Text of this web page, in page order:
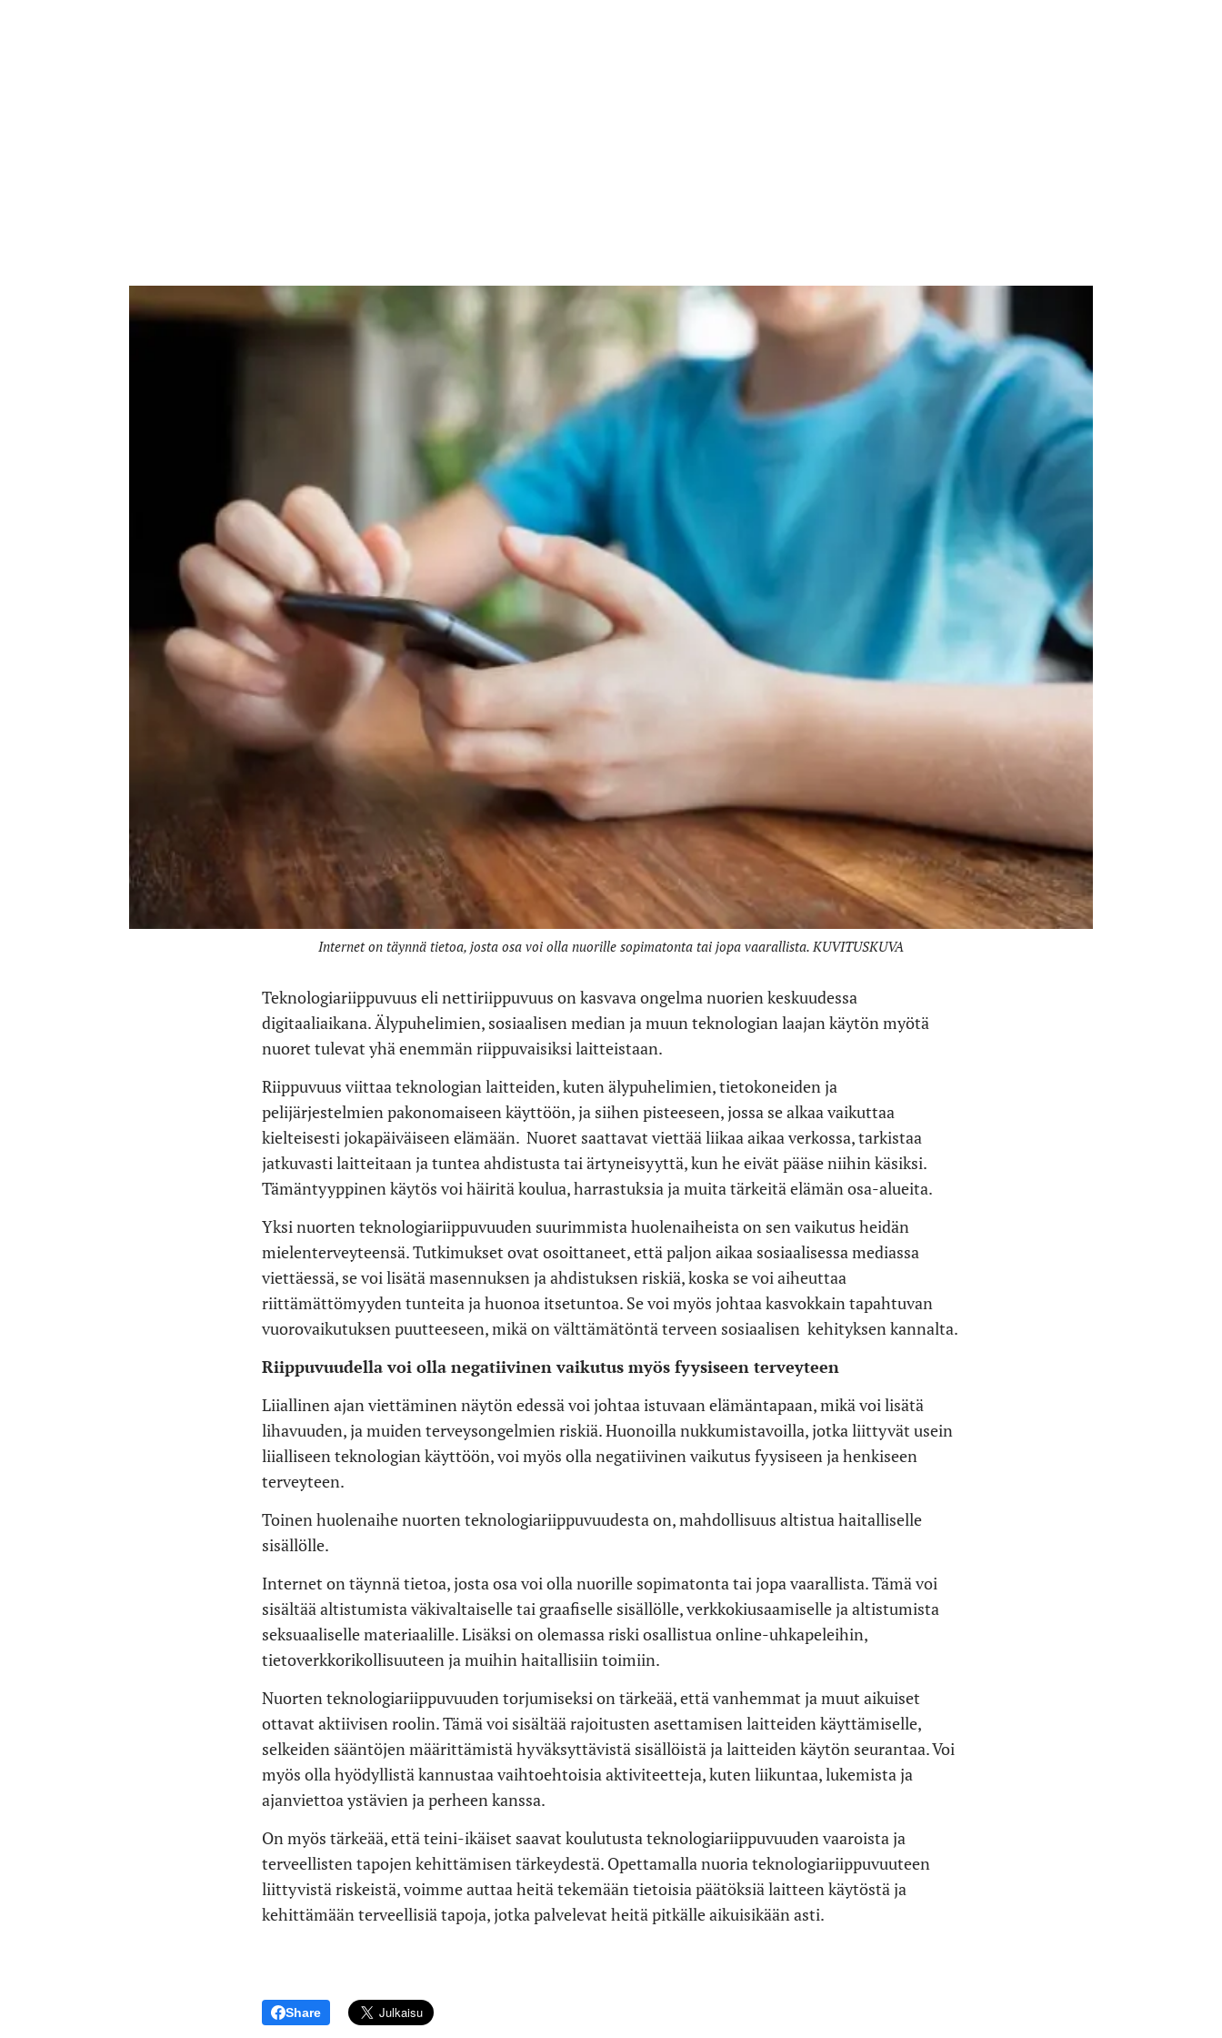
Internet on täynnä tietoa, josta osa voi olla nuorille sopimatonta tai jopa vaarallista. KUVITUSKUVA
Teknologiariippuvuus eli nettiriippuvuus on kasvava ongelma nuorien keskuudessa
digitaaliaikana. Älypuhelimien, sosiaalisen median ja muun teknologian laajan käytön myötä
nuoret tulevat yhä enemmän riippuvaisiksi laitteistaan.
Riippuvuus viittaa teknologian laitteiden, kuten älypuhelimien, tietokoneiden ja
pelijärjestelmien pakonomaiseen käyttöön, ja siihen pisteeseen, jossa se alkaa vaikuttaa
kielteisesti jokapäiväiseen elämään. Nuoret saattavat viettää liikaa aikaa verkossa, tarkistaa
jatkuvasti laitteitaan ja tuntea ahdistusta tai ärtyneisyyttä, kun he eivät pääse niihin käsiksi.
Tämäntyyppinen käytös voi häiritä koulua, harrastuksia ja muita tärkeitä elämän osa-alueita.
Yksi nuorten teknologiariippuvuuden suurimmista huolenaiheista on sen vaikutus heidän
mielenterveyteensä. Tutkimukset ovat osoittaneet, että paljon aikaa sosiaalisessa mediassa
viettäessä, se voi lisätä masennuksen ja ahdistuksen riskiä, ​​koska se voi aiheuttaa
riittämättömyyden tunteita ja huonoa itsetuntoa. Se voi myös johtaa kasvokkain tapahtuvan
vuorovaikutuksen puutteeseen, mikä on välttämätöntä terveen sosiaalisen kehityksen kannalta.
Riippuvuudella voi olla negatiivinen vaikutus myös fyysiseen terveyteen
Liiallinen ajan viettäminen näytön edessä voi johtaa istuvaan elämäntapaan, mikä voi lisätä
lihavuuden, ja muiden terveysongelmien riskiä. Huonoilla nukkumistavoilla, jotka liittyvät usein
liialliseen teknologian käyttöön, voi myös olla negatiivinen vaikutus fyysiseen ja henkiseen
terveyteen.
Toinen huolenaihe nuorten teknologiariippuvuudesta on, mahdollisuus altistua haitalliselle
sisällölle.
Internet on täynnä tietoa, josta osa voi olla nuorille sopimatonta tai jopa vaarallista. Tämä voi
sisältää altistumista väkivaltaiselle tai graafiselle sisällölle, verkkokiusaamiselle ja altistumista
seksuaaliselle materiaalille. Lisäksi on olemassa riski osallistua online-uhkapeleihin,
tietoverkkorikollisuuteen ja muihin haitallisiin toimiin.
Nuorten teknologiariippuvuuden torjumiseksi on tärkeää, että vanhemmat ja muut aikuiset
ottavat aktiivisen roolin. Tämä voi sisältää rajoitusten asettamisen laitteiden käyttämiselle,
selkeiden sääntöjen määrittämistä hyväksyttävistä sisällöistä ja laitteiden käytön seurantaa. Voi
myös olla hyödyllistä kannustaa vaihtoehtoisia aktiviteetteja, kuten liikuntaa, lukemista ja
ajanviettoa ystävien ja perheen kanssa.
On myös tärkeää, että teini-ikäiset saavat koulutusta teknologiariippuvuuden vaaroista ja
terveellisten tapojen kehittämisen tärkeydestä. Opettamalla nuoria teknologiariippuvuuteen
liittyvistä riskeistä, voimme auttaa heitä tekemään tietoisia päätöksiä laitteen käytöstä ja
kehittämään terveellisiä tapoja, jotka palvelevat heitä pitkälle aikuisikään asti.
Share